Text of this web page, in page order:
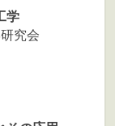
学
究会